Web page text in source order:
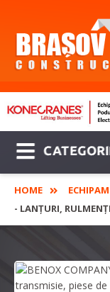
HOME
- LANȚURI,